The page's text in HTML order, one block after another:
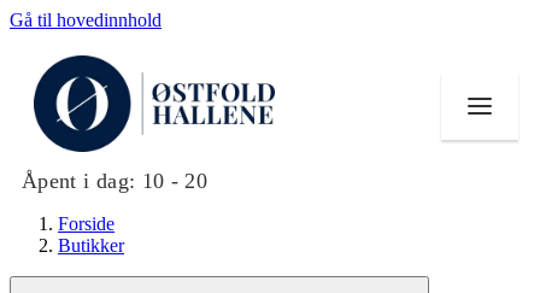
Gå til hovedinnhold
Åpent i dag: 10 - 20
Forside
Butikker